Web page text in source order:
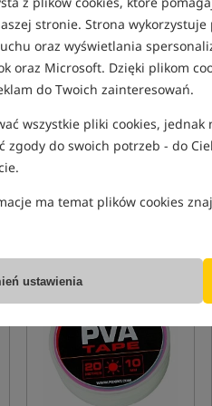
stronie. Strona
oraz wyświetlania
oraz Microsoft. Dzięki plikom
do Twoich zainteresowań.
wszystkie pliki cookies,
zgody do swoich potrzeb - do
ma temat plików cookies
ustawienia
Fox CAMO Tape
Taśma w kolorze kamuflażu Fox
34,99
Min. cena z 30 dni przed
obniżką: 34.99
Bestseller!